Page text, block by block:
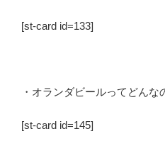
[st-card id=133]
・オランダビールってどんな
[st-card id=145]